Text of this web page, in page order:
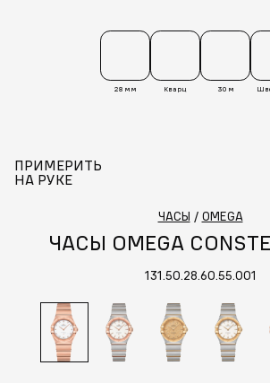
28 мм Кварц 30 м
ПРИМЕРИТЬ
НА РУКЕ
ЧАСЫ / OMEGA
ЧАСЫ OMEGA
131.50.28.60.55.001